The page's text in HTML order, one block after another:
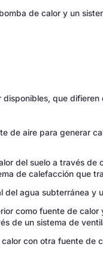
de calor y un
que
de aire para generar
del suelo a través de
de calefacción que
del agua subterránea y
como fuente de calor
de un sistema de
con otra fuente de